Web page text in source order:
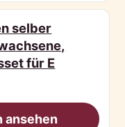
selber
für E
ansehen